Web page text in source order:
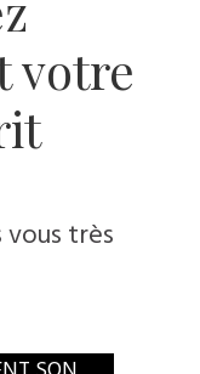
votre
très